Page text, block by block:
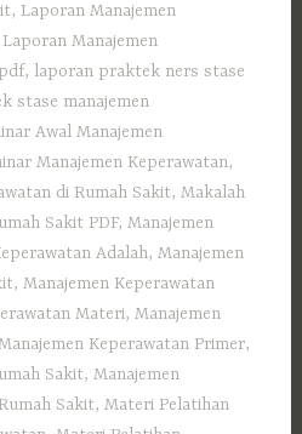
, Laporan Manajemen
Laporan Manajemen
, laporan praktek ners stase
stase manajemen
Awal Manajemen
Manajemen Keperawatan,
di Rumah Sakit,Makalah
Sakit PDF,Manajemen
Adalah,Manajemen
,Manajemen Keperawatan
Materi,Manajemen
Keperawatan Primer,
Sakit,Manajemen
Sakit,Materi Pelatihan